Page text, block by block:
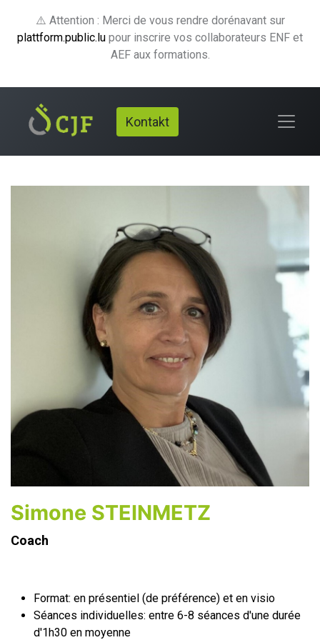
⚠️ Attention : Merci de vous rendre dorénavant sur
plattform.public.lu pour inscrire vos collaborateurs ENF et
AEF aux formations.
Kontakt
Simone STEINMETZ
Coach
Format: en présentiel (de préférence) et en visio
Séances individuelles: entre 6-8 séances d'une durée
d'1h30 en moyenne